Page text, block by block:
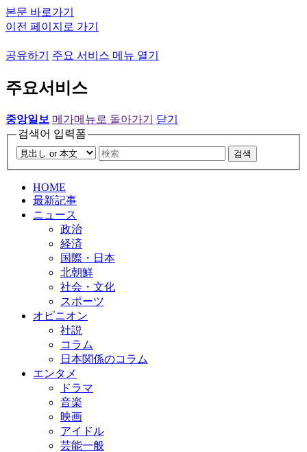
본문 바로가기
이전 페이지로 가기
공유하기 주요 서비스 메뉴 열기
주요서비스
중앙일보 메가메뉴로 돌아가기
닫기
검색어 입력폼
검색
HOME
最新記事
ニュース
政治
経済
国際・日本
北朝鮮
社会・文化
スポーツ
オピニオン
社説
コラム
日本関係のコラム
エンタメ
ドラマ
音楽
映画
アイドル
芸能一般